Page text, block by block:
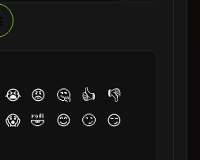
😭 😡 🤔 👍
👎
😱 🤣 😊 🙄
😏